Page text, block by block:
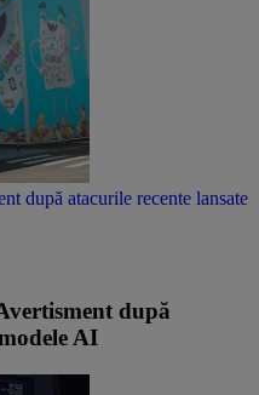
după atacurile recente lansate
după
AI